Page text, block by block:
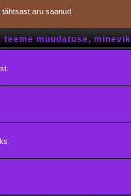
tähtsast aru saanud
muudatuse,